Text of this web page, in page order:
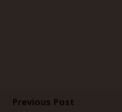
Previous Post